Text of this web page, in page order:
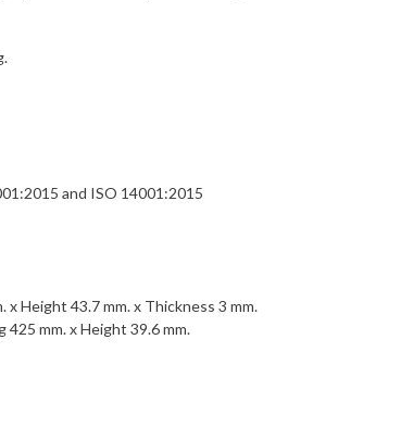
and ISO 14001:2015
x Height 43.7 mm. x Thickness 3 mm.
425 mm. x Height 39.6 mm.